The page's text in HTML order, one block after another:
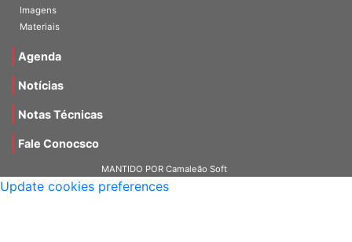
Imagens
Materiais
Agenda
Notícias
Notas Técnicas
Fale Conocsco
MANTIDO POR Camaleão Soft
Update cookies preferences